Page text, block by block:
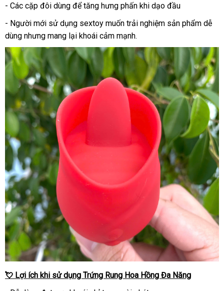
- Các cặp đôi dùng để tăng hưng phấn khi dạo đầu
- Người mới sử dụng sextoy muốn trải nghiệm sản phẩm dễ
dùng nhưng mang lại khoái cảm mạnh.
💘 Lợi ích khi sử dụng Trứng Rung Hoa Hồng Đa Năng